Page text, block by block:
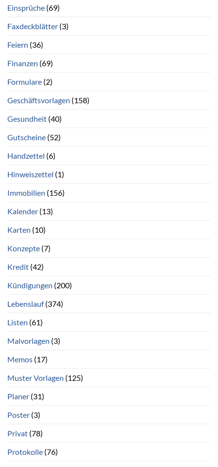
Einsprüche (69)
Faxdeckblätter (3)
Feiern (36)
Finanzen (69)
Formulare (2)
Geschäftsvorlagen (158)
Gesundheit (40)
Gutscheine (52)
Handzettel (6)
Hinweiszettel (1)
Immobilien (156)
Kalender (13)
Karten (10)
Konzepte (7)
Kredit (42)
Kündigungen (200)
Lebenslauf(374)
Listen (61)
Malvorlagen (3)
Memos (17)
Muster Vorlagen (125)
Planer (31)
Poster (3)
Privat (78)
Protokolle (76)